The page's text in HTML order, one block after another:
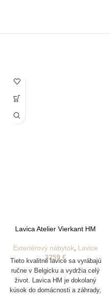
Lavica Atelier Vierkant HM
Exteriérový nábytok Lavice
3259 €
Tieto kvalitné lavice sa vyrábajú
ručne v Belgicku a vydržia celý
život. Lavica HM je dokolaný
kúsok do domácnosti a záhrady,